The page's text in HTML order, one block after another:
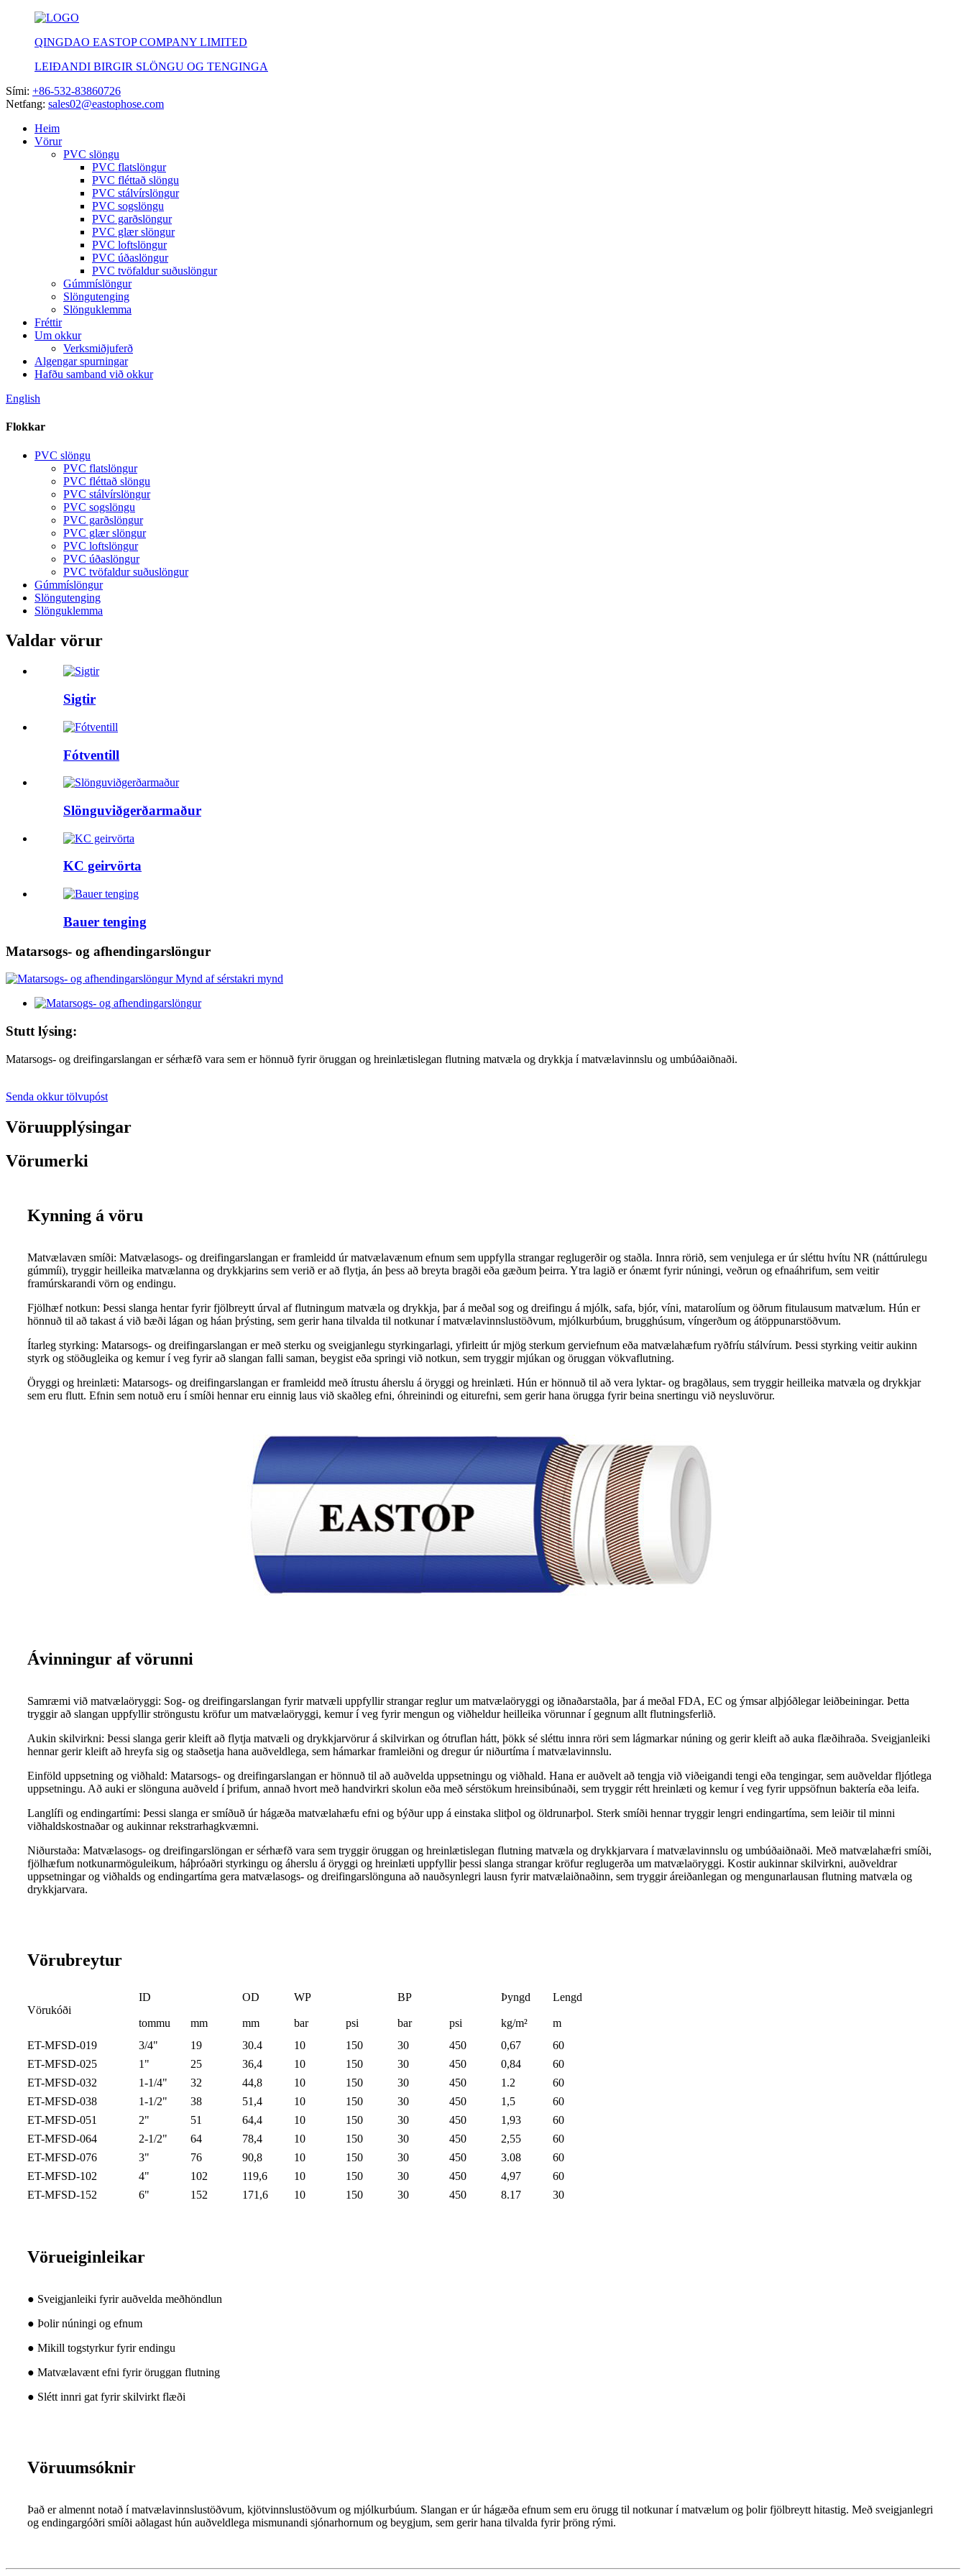
QINGDAO EASTOP COMPANY LIMITED
LEIÐANDI BIRGIR SLÖNGU OG TENGINGA
Sími: +86-532-83860726
Netfang: sales02@eastophose.com
Heim
Vörur
PVC slöngu
PVC flatslöngur
PVC fléttað slöngu
PVC stálvírslöngur
PVC sogslöngu
PVC garðslöngur
PVC glær slöngur
PVC loftslöngur
PVC úðaslöngur
PVC tvöfaldur suðuslöngur
Gúmmíslöngur
Slöngutenging
Slönguklemma
Fréttir
Um okkur
Verksmiðjuferð
Algengar spurningar
Hafðu samband við okkur
English
Flokkar
PVC slöngu
PVC flatslöngur
PVC fléttað slöngu
PVC stálvírslöngur
PVC sogslöngu
PVC garðslöngur
PVC glær slöngur
PVC loftslöngur
PVC úðaslöngur
PVC tvöfaldur suðuslöngur
Gúmmíslöngur
Slöngutenging
Slönguklemma
Valdar vörur
Sigtir
Fótventill
Slönguviðgerðarmaður
KC geirvörta
Bauer tenging
Matarsogs- og afhendingarslöngur
Stutt lýsing:
Matarsogs- og dreifingarslangan er sérhæfð vara sem er hönnuð fyrir öruggan og hreinlætislegan flutning matvæla og drykkja í matvælavinnslu og umbúðaiðnaði.
Senda okkur tölvupóst
Vöruupplýsingar
Vörumerki
Kynning á vöru
Matvælavæn smíði: Matvælasogs- og dreifingarslangan er framleidd úr matvælavænum efnum sem uppfylla strangar reglugerðir og staðla. Innra rörið, sem venjulega er úr sléttu hvítu NR (náttúrulegu
gúmmíi), tryggir heilleika matvælanna og drykkjarins sem verið er að flytja, án þess að breyta bragði eða gæðum þeirra. Ytra lagið er ónæmt fyrir núningi, veðrun og efnaáhrifum, sem veitir
framúrskarandi vörn og endingu.
Fjölhæf notkun: Þessi slanga hentar fyrir fjölbreytt úrval af flutningum matvæla og drykkja, þar á meðal sog og dreifingu á mjólk, safa, bjór, víni, matarolíum og öðrum fitulausum matvælum. Hún er
hönnuð til að takast á við bæði lágan og háan þrýsting, sem gerir hana tilvalda til notkunar í matvælavinnslustöðvum, mjólkurbúum, brugghúsum, víngerðum og átöppunarstöðvum.
Ítarleg styrking: Matarsogs- og dreifingarslangan er með sterku og sveigjanlegu styrkingarlagi, yfirleitt úr mjög sterkum gerviefnum eða matvælahæfum ryðfríu stálvírum. Þessi styrking veitir aukinn
styrk og stöðugleika og kemur í veg fyrir að slangan falli saman, beygist eða springi við notkun, sem tryggir mjúkan og öruggan vökvaflutning.
Öryggi og hreinlæti: Matarsogs- og dreifingarslangan er framleidd með ítrustu áherslu á öryggi og hreinlæti. Hún er hönnuð til að vera lyktar- og bragðlaus, sem tryggir heilleika matvæla og drykkjar
sem eru flutt. Efnin sem notuð eru í smíði hennar eru einnig laus við skaðleg efni, óhreinindi og eiturefni, sem gerir hana örugga fyrir beina snertingu við neysluvörur.
Ávinningur af vörunni
Samræmi við matvælaöryggi: Sog- og dreifingarslangan fyrir matvæli uppfyllir strangar reglur um matvælaöryggi og iðnaðarstaðla, þar á meðal FDA, EC og ýmsar alþjóðlegar leiðbeiningar. Þetta
tryggir að slangan uppfyllir ströngustu kröfur um matvælaöryggi, kemur í veg fyrir mengun og viðheldur heilleika vörunnar í gegnum allt flutningsferlið.
Aukin skilvirkni: Þessi slanga gerir kleift að flytja matvæli og drykkjarvörur á skilvirkan og ótruflan hátt, þökk sé sléttu innra röri sem lágmarkar núning og gerir kleift að auka flæðihraða. Sveigjanleiki
hennar gerir kleift að hreyfa sig og staðsetja hana auðveldlega, sem hámarkar framleiðni og dregur úr niðurtíma í matvælavinnslu.
Einföld uppsetning og viðhald: Matarsogs- og dreifingarslangan er hönnuð til að auðvelda uppsetningu og viðhald. Hana er auðvelt að tengja við viðeigandi tengi eða tengingar, sem auðveldar fljótlega
uppsetningu. Að auki er slönguna auðveld í þrifum, annað hvort með handvirkri skolun eða með sérstökum hreinsibúnaði, sem tryggir rétt hreinlæti og kemur í veg fyrir uppsöfnun baktería eða leifa.
Langlífi og endingartími: Þessi slanga er smíðuð úr hágæða matvælahæfu efni og býður upp á einstaka slitþol og öldrunarþol. Sterk smíði hennar tryggir lengri endingartíma, sem leiðir til minni
viðhaldskostnaðar og aukinnar rekstrarhagkvæmni.
Niðurstaða: Matvælasogs- og dreifingarslöngan er sérhæfð vara sem tryggir öruggan og hreinlætislegan flutning matvæla og drykkjarvara í matvælavinnslu og umbúðaiðnaði. Með matvælahæfri smíði,
fjölhæfum notkunarmöguleikum, háþróaðri styrkingu og áherslu á öryggi og hreinlæti uppfyllir þessi slanga strangar kröfur reglugerða um matvælaöryggi. Kostir aukinnar skilvirkni, auðveldrar
uppsetningar og viðhalds og endingartíma gera matvælasogs- og dreifingarslönguna að nauðsynlegri lausn fyrir matvælaiðnaðinn, sem tryggir áreiðanlegan og mengunarlausan flutning matvæla og
drykkjarvara.
Vörubreytur
Vörukóði
ID OD WP BP Þyngd Lengd
tommu mm mm bar psi bar psi kg/m²
m
ET-MFSD-019
3/4" 19 30.4 10 150 30 450 0,67
60
ET-MFSD-025
1" 25 36,4 10 150 30 450 0,84
60
ET-MFSD-032
1-1/4" 32 44,8 10 150 30 450 1.2
60
ET-MFSD-038
1-1/2" 38 51,4 10 150 30 450 1,5
60
ET-MFSD-051
2" 51 64,4 10 150 30 450 1,93
60
ET-MFSD-064
2-1/2" 64 78,4 10 150 30 450 2,55
60
ET-MFSD-076
3" 76 90,8 10 150 30 450 3.08
60
ET-MFSD-102
4" 102 119,6 10 150 30 450 4,97
60
ET-MFSD-152
6" 152 171,6 10 150 30 450 8.17 30
Vörueiginleikar
● Sveigjanleiki fyrir auðvelda meðhöndlun
● Þolir núningi og efnum
● Mikill togstyrkur fyrir endingu
● Matvælavænt efni fyrir öruggan flutning
● Slétt innri gat fyrir skilvirkt flæði
Vöruumsóknir
Það er almennt notað í matvælavinnslustöðvum, kjötvinnslustöðvum og mjólkurbúum. Slangan er úr hágæða efnum sem eru örugg til notkunar í matvælum og þolir fjölbreytt hitastig. Með sveigjanlegri
og endingargóðri smíði aðlagast hún auðveldlega mismunandi sjónarhornum og beygjum, sem gerir hana tilvalda fyrir þröng rými.